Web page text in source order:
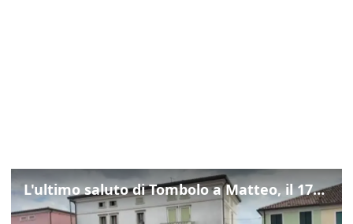
L'ultimo saluto di Tombolo a Matteo, il 17enne morto di tumore. Il video